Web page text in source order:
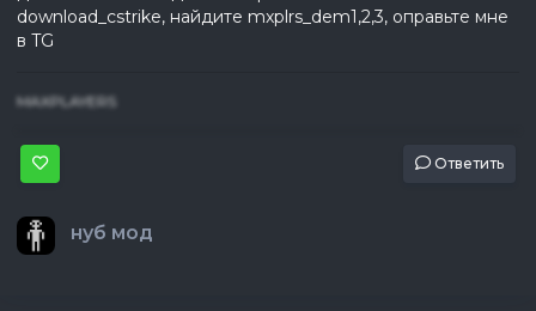
download_cstrike, найдите mxplrs_dem1,2,3, оправьте мне
в TG
MAXPLAYERS
Ответить
нуб мод